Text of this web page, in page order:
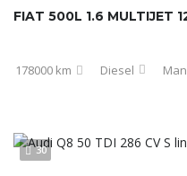
178000 km Diesel
30